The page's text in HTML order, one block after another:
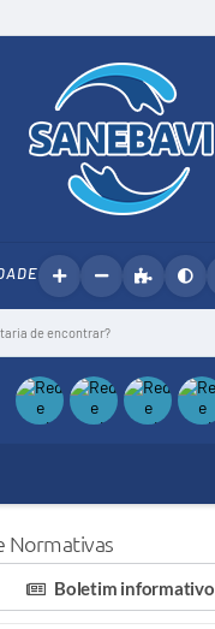
Normativas
Boletim informativo